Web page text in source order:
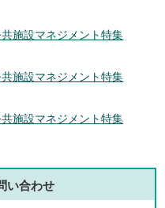
施設マネジメント特集
施設マネジメント特集
施設マネジメント特集
い合わせ